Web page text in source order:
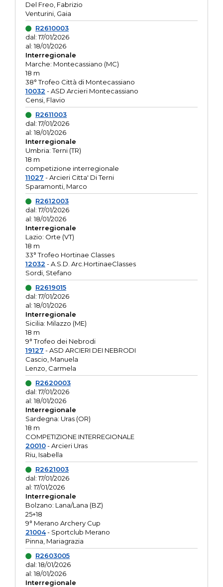
Del Freo, Fabrizio
Venturini, Gaia
R2610003
dal: 17/01/2026
al: 18/01/2026
Interregionale
Marche: Montecassiano (MC)
18 m
38° Trofeo Città di Montecassiano
10032 - ASD Arcieri Montecassiano
Censi, Flavio
R2611003
dal: 17/01/2026
al: 18/01/2026
Interregionale
Umbria: Terni (TR)
18 m
competizione interregionale
11027 - Arcieri Citta' Di Terni
Sparamonti, Marco
R2612003
dal: 17/01/2026
al: 18/01/2026
Interregionale
Lazio: Orte (VT)
18 m
33° Trofeo Hortinae Classes
12032 - A.S.D. Arc.HortinaeClasses
Sordi, Stefano
R2619015
dal: 17/01/2026
al: 18/01/2026
Interregionale
Sicilia: Milazzo (ME)
18 m
9° Trofeo dei Nebrodi
19127 - ASD ARCIERI DEI NEBRODI
Cascio, Manuela
Lenzo, Carmela
R2620003
dal: 17/01/2026
al: 18/01/2026
Interregionale
Sardegna: Uras (OR)
18 m
COMPETIZIONE INTERREGIONALE
20010- Arcieri Uras
Riu, Isabella
R2621003
dal: 17/01/2026
al: 17/01/2026
Interregionale
Bolzano: Lana/Lana (BZ)
25+18
9° Merano Archery Cup
21004- Sportclub Merano
Pinna, Mariagrazia
R2603005
dal: 18/01/2026
al: 18/01/2026
Interregionale